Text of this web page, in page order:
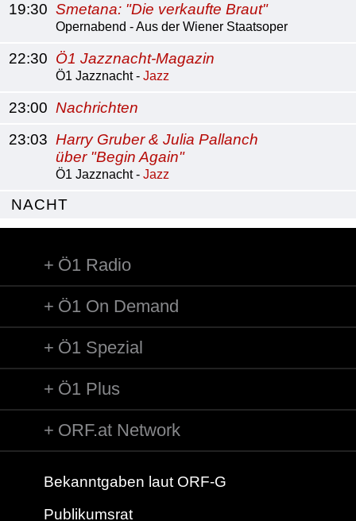
19:30 Smetana: "Die verkaufte Braut"
Opernabend - Aus der Wiener Staatsoper
22:30 Ö1 Jazznacht-Magazin
Ö1 Jazznacht - Jazz
23:00 Nachrichten
23:03 Harry Gruber & Julia Pallanch
über "Begin Again"
Ö1 Jazznacht - Jazz
NACHT
Ö1 Radio
Ö1 On Demand
Ö1 Spezial
Ö1 Plus
ORF.at Network
Bekanntgaben laut ORF-G
Publikumsrat